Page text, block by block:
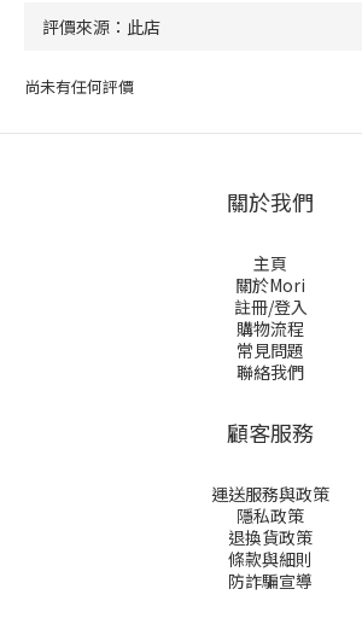
尚未有任何評價
關於我們
主頁
關於Mori
註冊/登入
購物流程
常見問題
聯絡我們
顧客服務
運送服務與政策
隱私政策
退換貨政策
條款與細則
防詐騙宣導